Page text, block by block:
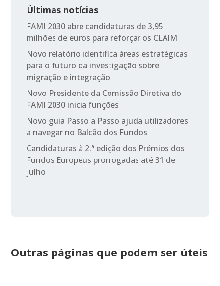
Últimas notícias
FAMI 2030 abre candidaturas de 3,95
milhões de euros para reforçar os CLAIM
Novo relatório identifica áreas estratégicas
para o futuro da investigação sobre
migração e integração
Novo Presidente da Comissão Diretiva do
FAMI 2030 inicia funções
Novo guia Passo a Passo ajuda utilizadores
a navegar no Balcão dos Fundos
Candidaturas à 2.ª edição dos Prémios dos
Fundos Europeus prorrogadas até 31 de
julho
Outras páginas que podem ser úteis